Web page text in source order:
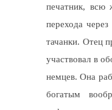
печатник, всю
перехода
тачанки. Отец
участвовал в
немцев. Она
богатым